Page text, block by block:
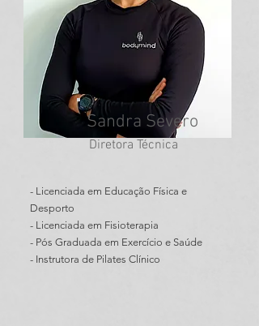
Sandra Severo
Diretora Técnica
- Licenciada em Educação Física e
Desporto
- Licenciada em Fisioterapia
- Pós Graduada em Exercício e Saúde
- Instrutora de Pilates Clínico